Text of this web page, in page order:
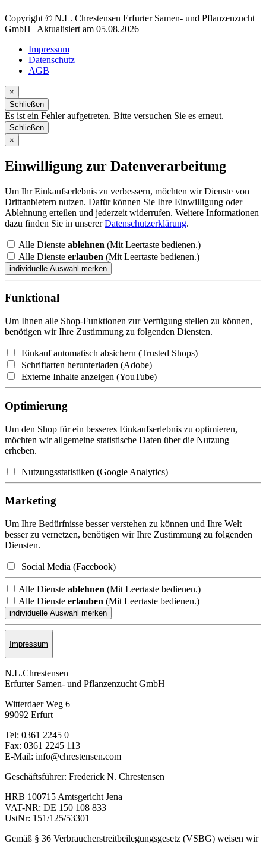
Copyright © N.L. Chrestensen Erfurter Samen- und Pflanzenzucht
GmbH | Aktualisiert am 05.08.2026
Impressum
Datenschutz
AGB
×
Schließen
Es ist ein Fehler aufgetreten. Bitte versuchen Sie es erneut.
Schließen
×
Einwilligung zur Datenverarbeitung
Um Ihr Einkaufserlebnis zu verbessern, möchten wir Dienste von
Drittanbietern nutzen. Dafür können Sie Ihre Einwilligung oder
Ablehnung erteilen und jederzeit widerrufen. Weitere Informationen
dazu finden Sie in unsererDatenschutzerklärung.
Alle Dienste ablehnen (Mit Leertaste bedienen.)
Alle Dienste erlauben (Mit Leertaste bedienen.)
Funktional
Um Ihnen alle Shop-Funktionen zur Verfügung stellen zu können,
benötigen wir Ihre Zustimmung zu folgenden Diensten.
Einkauf automatisch absichern (Trusted Shops)
Schriftarten herunterladen (Adobe)
Externe Inhalte anzeigen (YouTube)
Optimierung
Um den Shop für ein besseres Einkaufserlebnis zu optimieren,
möchten wir allgemeine statistische Daten über die Nutzung
erheben.
Nutzungsstatistiken (Google Analytics)
Marketing
Um Ihre Bedürfnisse besser verstehen zu können und Ihre Welt
besser zu vernetzen, benötigen wir Ihre Zustimmung zu folgenden
Diensten.
Social Media (Facebook)
Alle Dienste ablehnen (Mit Leertaste bedienen.)
Alle Dienste erlauben (Mit Leertaste bedienen.)
Impressum
N.L.Chrestensen
Erfurter Samen- und Pflanzen­zucht GmbH
Witterdaer Weg 6
99092 Erfurt
Tel: 0361 2245 0
Fax: 0361 2245 113
E-Mail: info@chrestensen.com
Geschäftsführer: Frederick N. Chrestensen
HRB 100715 Amtsgericht Jena
VAT-NR: DE 150 108 833
UstNr: 151/125/53301
Gemäß § 36 Verbraucherstreitbeilegungsgesetz (VSBG) weisen wir